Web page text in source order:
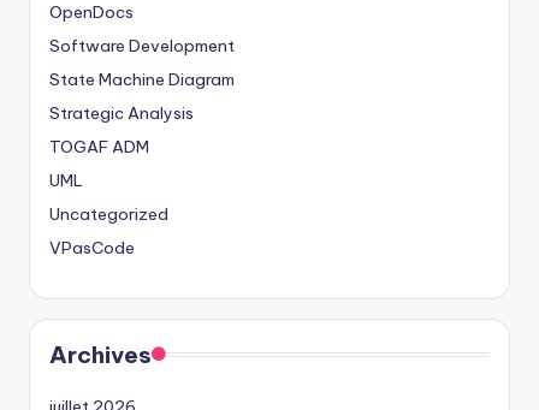
OpenDocs
Software Development
State Machine Diagram
Strategic Analysis
TOGAF ADM
UML
Uncategorized
VPasCode
Archives